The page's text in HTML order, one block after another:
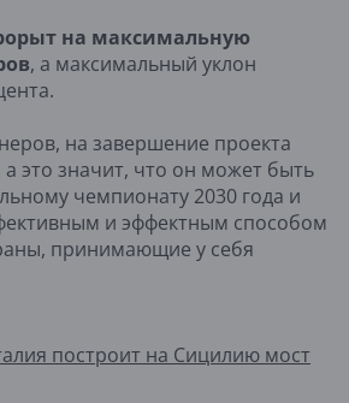
на максимальную
, а максимальный уклон
на завершение проекта
а это значит, что он может быть
чемпионату 2030 года и
и эффектным способом
принимающие у себя
построит на Сицилию мост